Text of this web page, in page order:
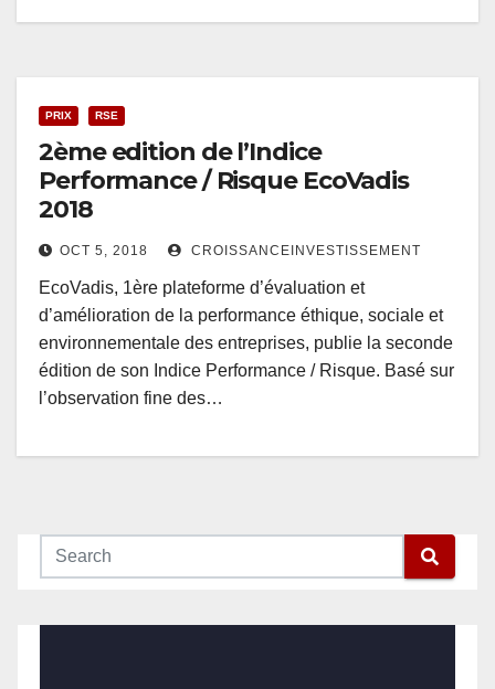
PRIX RSE
2ème edition de l’Indice
Performance / Risque EcoVadis
2018
OCT 5, 2018 CROISSANCEINVESTISSEMENT
EcoVadis, 1ère plateforme d’évaluation et
d’amélioration de la performance éthique, sociale et
environnementale des entreprises, publie la seconde
édition de son Indice Performance / Risque. Basé sur
l’observation fine des…